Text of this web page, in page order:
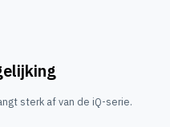
sterk af van de iQ-serie.